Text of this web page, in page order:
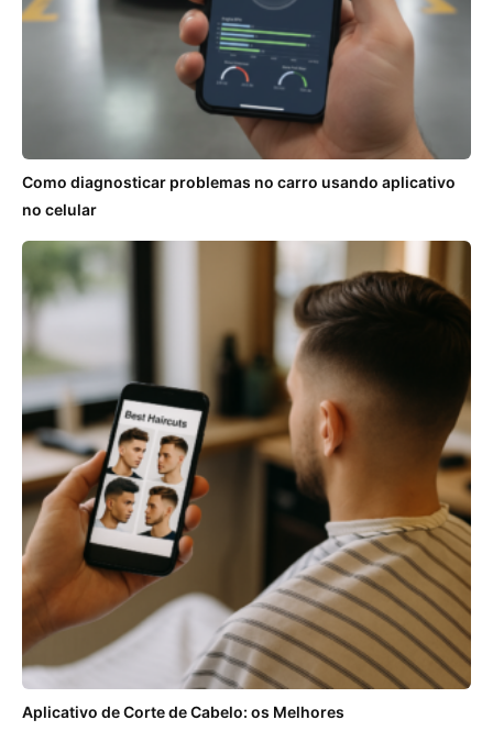
Como diagnosticar problemas no carro usando aplicativo
no celular
Aplicativo de Corte de Cabelo: os Melhores